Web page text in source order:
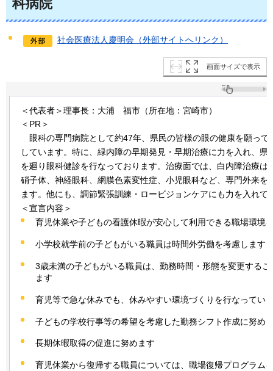
科病院
社会医療法人慶明会（外部サイトへリンク）
画面サイズで表示
＜代表者＞理事長：大浦 福市 （所在地：宮崎市）
＜PR＞
眼科の専門病院として約47年、県民の皆様の眼の健康を願って
しています。特に、緑内障の早期発見・早期治療に力を入れ、県
を廻り眼科健診を行なっております。治療面では、白内障治療は
硝子体、神経眼科、網膜色素変性症、小児眼科など、専門外来を
ます。他にも、調節緊張訓練・ロービジョンケアにも力を入れて
＜宣言内容＞
育児休業や子どもの看護休暇が安心して利用できる職場環境
小学校就学前の子どもがいる職員は時間外労働を考慮します
3歳未満の子どもがいる職員は、勤務時間・形態を変更する
ます
育児等で急な休みでも、休みやすい環境づくりを行なってい
子どもの学校行事等の希望を考慮した勤務シフト作成に努め
長期休暇取得の促進に努めます
育児休業から復帰する職員については、職場復帰プログラム